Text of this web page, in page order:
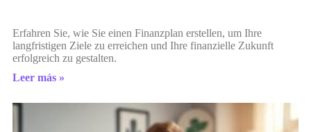
Erfahren Sie, wie Sie einen Finanzplan erstellen, um Ihre
langfristigen Ziele zu erreichen und Ihre finanzielle Zukunft
erfolgreich zu gestalten.
Leer más »